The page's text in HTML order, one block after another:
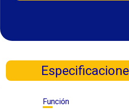
Función